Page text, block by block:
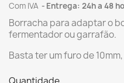
Com IVA Entrega: 24h a 48
Borracha para adaptar o
fermentador ou garrafão.
Basta ter um furo de